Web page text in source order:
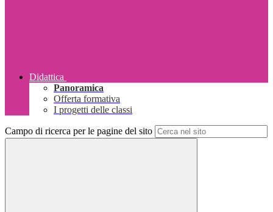
Didattica
Panoramica
Offerta formativa
I progetti delle classi
Campo di ricerca per le pagine del sito